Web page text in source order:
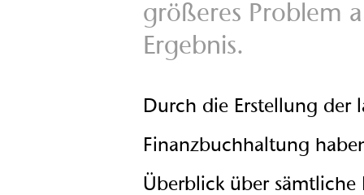
größeres Problem
Ergebnis.
Durch die Erstellung der
Finanzbuchhaltung
Überblick über